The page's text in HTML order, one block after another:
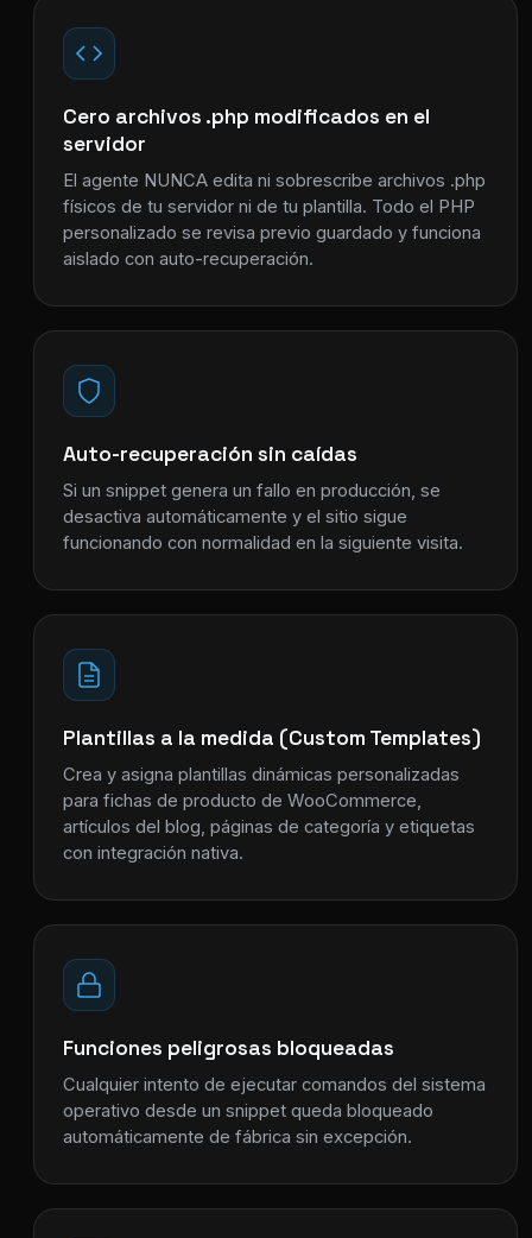
Cero archivos .php modificados en el
servidor
El agente NUNCA edita ni sobrescribe archivos .php
físicos de tu servidor ni de tu plantilla. Todo el PHP
personalizado se revisa previo guardado y funciona
aislado con auto-recuperación.
Auto-recuperación sin caídas
Si un snippet genera un fallo en producción, se
desactiva automáticamente y el sitio sigue
funcionando con normalidad en la siguiente visita.
Plantillas a la medida (Custom Templates)
Crea y asigna plantillas dinámicas personalizadas
para fichas de producto de WooCommerce,
artículos del blog, páginas de categoría y etiquetas
con integración nativa.
Funciones peligrosas bloqueadas
Cualquier intento de ejecutar comandos del sistema
operativo desde un snippet queda bloqueado
automáticamente de fábrica sin excepción.